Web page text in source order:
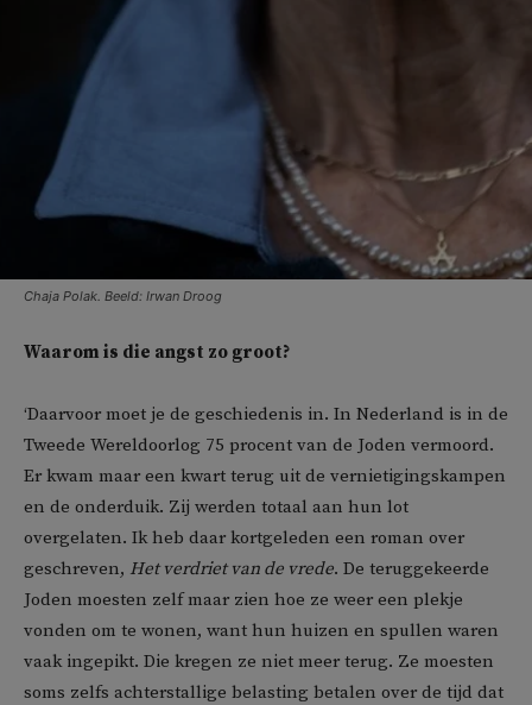
Chaja Polak. Beeld: Irwan Droog
Waarom is die angst zo groot?
‘Daarvoor moet je de geschiedenis in. In Nederland is in de
Tweede Wereldoorlog 75 procent van de Joden vermoord.
Er kwam maar een kwart terug uit de vernietigingskampen
en de onderduik. Zij werden totaal aan hun lot
overgelaten. Ik heb daar kortgeleden een roman over
geschreven, Het verdriet van de vrede. De teruggekeerde
Joden moesten zelf maar zien hoe ze weer een plekje
vonden om te wonen, want hun huizen en spullen waren
vaak ingepikt. Die kregen ze niet meer terug. Ze moesten
soms zelfs achterstallige belasting betalen over de tijd dat